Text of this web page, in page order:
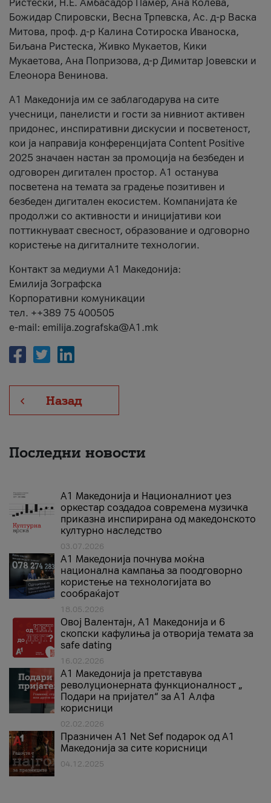
Ристески, Н.Е. Амбасадор Памер, Ана Колева,
Божидар Спировски, Весна Трпевска, Ас. д-р Васка
Митова, проф. д-р Калина Сотироска Иваноска,
Биљана Ристеска, Живко Мукаетов, Кики
Мукаетова, Ана Попризова, д-р Димитар Јовевски и
Елеонора Венинова.
А1 Македонија им се заблагодарува на сите
учесници, панелисти и гости за нивниот активен
придонес, инспиративни дискусии и посветеност,
кои ја направија конференцијата Content Positive
2025 значаен настан за промоција на безбеден и
одговорен дигитален простор. А1 останува
посветена на темата за градење позитивен и
безбеден дигитален екосистем. Компанијата ќе
продолжи со активности и иницијативи кои
поттикнуваат свесност, образование и одговорно
користење на дигиталните технологии.
Контакт за медиуми А1 Македонија:
Емилија Зографска
Корпоративни комуникации
тел. ++389 75 400505
e-mail: emilija.zografska@A1.mk
Назад
Последни новости
А1 Македонија и Националниот џез
оркестар создадоа современа музичка
приказна инспирирана од македонското
културно наследство
03.07.2026
A1 Македонија почнува моќна
национална кампања за поодговорно
користење на технологијата во
сообраќајот
18.05.2026
Овој Валентајн, A1 Македонија и 6
скопски кафулиња ја отворија темата за
safe dating
16.02.2026
А1 Македонија ја претставува
револуционерната функционалност „
Подари на пријател“ за А1 Алфа
корисници
02.02.2026
Празничен A1 Net Sеf подарок од А1
Македонија за сите корисници
04.12.2025